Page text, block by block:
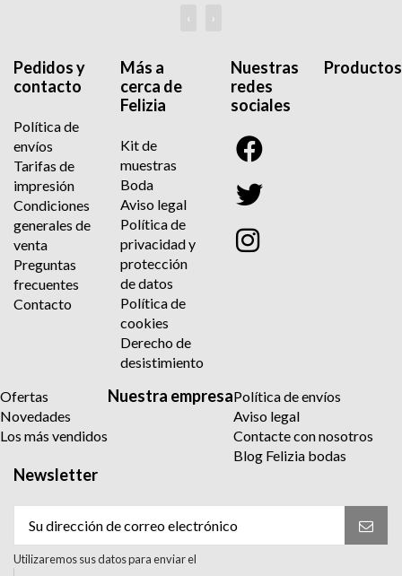
‹ ›
Pedidos y
contacto
Política de
envíos
Tarifas de
impresión
Condiciones
generales de
venta
Preguntas
frecuentes
Contacto
Más a
cerca de
Felizia
Kit de
muestras
Boda
Aviso legal
Política de
privacidad y
protección
de datos
Política de
cookies
Derecho de
desistimiento
Nuestras
redes
sociales
Productos
Ofertas
Novedades
Los más vendidos
Nuestra empresaPolítica de envíos
Aviso legal
Contacte con nosotros
Blog Felizia bodas
Newsletter
Utilizaremos sus datos para enviar el
boletín informativo. Para más información